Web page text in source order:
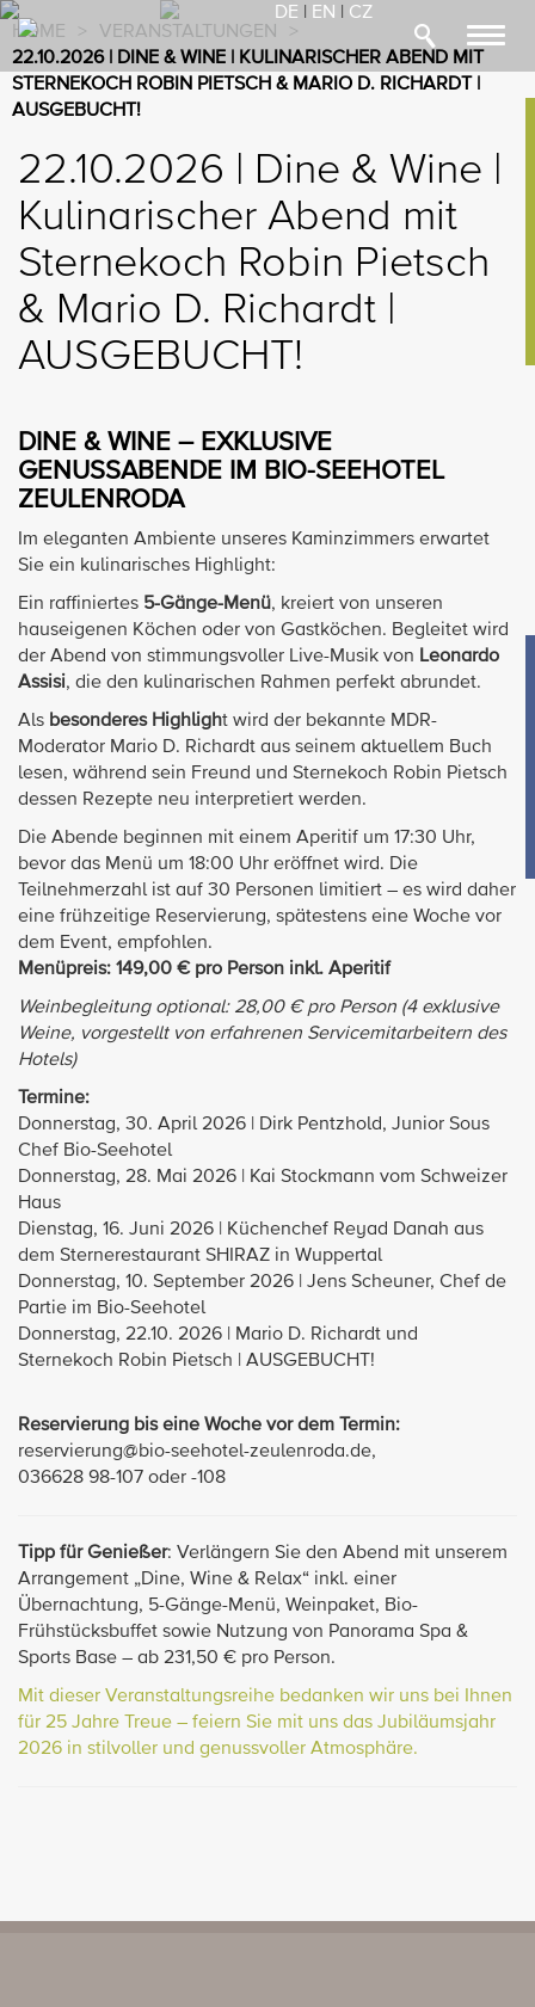
DE EN
CZ
HOME > VERANSTALTUNGEN
>
22.10.2026 | DINE & WINE | KULINARISCHER ABEND MIT
STERNEKOCH ROBIN PIETSCH & MARIO D. RICHARDT |
AUSGEBUCHT!
22.10.2026 | Dine & Wine |
Kulinarischer Abend mit
Sternekoch Robin Pietsch
& Mario D. Richardt |
AUSGEBUCHT!
DINE & WINE – EXKLUSIVE
GENUSSABENDE IM BIO-SEEHOTEL
ZEULENRODA
Im eleganten Ambiente unseres Kaminzimmers erwartet
Sie ein kulinarisches Highlight:
Ein raffiniertes 5-Gänge-Menü, kreiert von unseren
hauseigenen Köchen oder von Gastköchen. Begleitet wird
der Abend von stimmungsvoller Live-Musik von Leonardo
Assisi, die den kulinarischen Rahmen perfekt abrundet.
Als besonderes Highlight wird der bekannte MDR-
Moderator Mario D. Richardt aus seinem aktuellem Buch
lesen, während sein Freund und Sternekoch Robin Pietsch
dessen Rezepte neu interpretiert werden.
Die Abende beginnen mit einem Aperitif um 17:30 Uhr,
bevor das Menü um 18:00 Uhr eröffnet wird. Die
Teilnehmerzahl ist auf 30 Personen limitiert – es wird daher
eine frühzeitige Reservierung, spätestens eine Woche vor
dem Event, empfohlen.
Menüpreis: 149,00 € pro Person inkl. Aperitif
Weinbegleitung optional: 28,00 € pro Person (4 exklusive
Weine, vorgestellt von erfahrenen Servicemitarbeitern des
Hotels)
Termine:
Donnerstag, 30. April 2026 | Dirk Pentzhold, Junior Sous
Chef Bio-Seehotel
Donnerstag, 28. Mai 2026 | Kai Stockmann vom Schweizer
Haus
Dienstag, 16. Juni 2026 | Küchenchef Reyad Danah aus
dem Sternerestaurant SHIRAZ in Wuppertal
Donnerstag, 10. September 2026 | Jens Scheuner, Chef de
Partie im Bio-Seehotel
Donnerstag, 22.10. 2026 | Mario D. Richardt und
Sternekoch Robin Pietsch | AUSGEBUCHT!
Reservierung bis eine Woche vor dem Termin:
reservierung@bio-seehotel-zeulenroda.de,
036628 98-107 oder -108
Tipp für Genießer: Verlängern Sie den Abend mit unserem
Arrangement „Dine, Wine & Relax“ inkl. einer
Übernachtung, 5-Gänge-Menü, Weinpaket, Bio-
Frühstücksbuffet sowie Nutzung von Panorama Spa &
Sports Base – ab 231,50 € pro Person.
Mit dieser Veranstaltungsreihe bedanken wir uns bei Ihnen
für 25 Jahre Treue – feiern Sie mit uns das Jubiläumsjahr
2026 in stilvoller und genussvoller Atmosphäre.